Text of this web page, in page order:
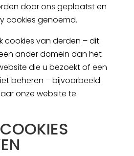
door ons geplaatst en
cookies genoemd.
cookies van derden – dit
ander domein dan het
die u bezoekt of een
beheren – bijvoorbeeld
onze website te